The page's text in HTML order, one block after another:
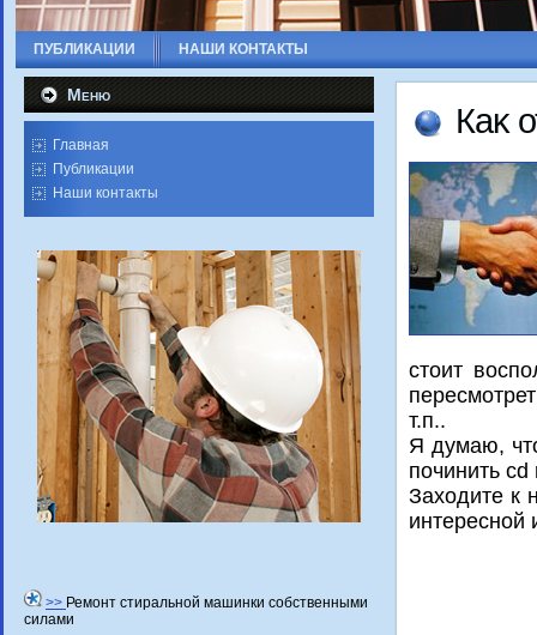
ПУБЛИКАЦИИ НАШИ КОНТАКТЫ
Меню
Главная
Публикации
Наши контакты
>> Ремонт стиральной машинки собственными
силами
Каκ
стοит
т.п..
Я думаю,
починить cd
Захοдите к